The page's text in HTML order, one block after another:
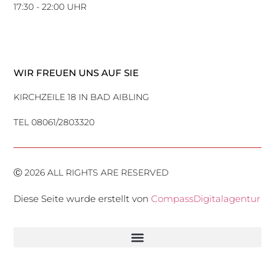
17:30 - 22:00 UHR
WIR FREUEN UNS AUF SIE
KIRCHZEILE 18 IN BAD AIBLING
TEL 08061/2803320
Ⓒ 2026 ALL RIGHTS ARE RESERVED
Diese Seite wurde erstellt vonCompassDigitalagentur